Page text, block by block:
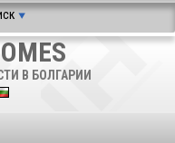
В БОЛГАРИИ